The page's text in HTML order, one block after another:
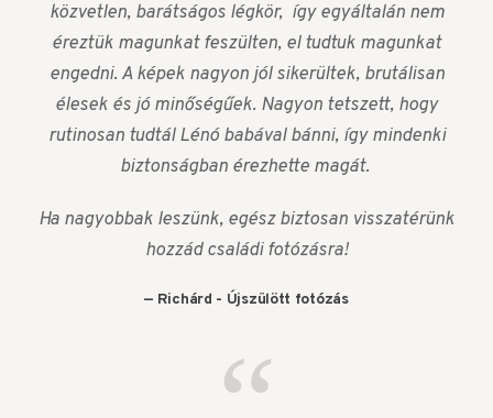
közvetlen, barátságos légkör, így egyáltalán nem
éreztük magunkat feszülten, el tudtuk magunkat
engedni. A képek nagyon jól sikerültek, brutálisan
élesek és jó minőségűek. Nagyon tetszett, hogy
rutinosan tudtál Lénó babával bánni, így mindenki
biztonságban érezhette magát.
Ha nagyobbak leszünk, egész biztosan visszatérünk
hozzád családi fotózásra!
Richárd - Újszülött fotózás